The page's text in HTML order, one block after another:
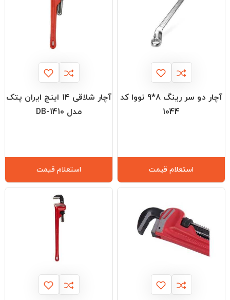
آچار دو سر رینگ 8*9 نووا کد
1044
استعلام قیمت
آچار شلاقی ۱۴ اینچ ایران پتک
مدل DB-1410
استعلام قیمت